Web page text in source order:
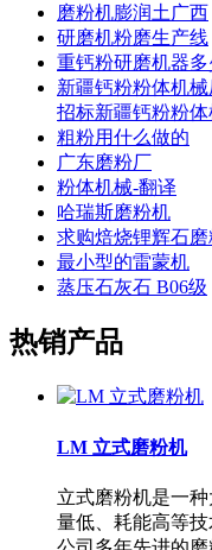
磨粉机膨润土广西
研磨机粉磨生产线
重钙粉研磨机器
新疆钙粉粉体机
招标新疆钙粉粉
粗粉用什么做的
广东磨粉厂
粉体机械-翻译
哈瑞斯磨粉机
求购焙烧锂辉石
最小型的雷蒙机
蒸压石灰石 B06级
热销产品
LM 立式磨粉机
立式磨粉机是一
量低、耗能高等